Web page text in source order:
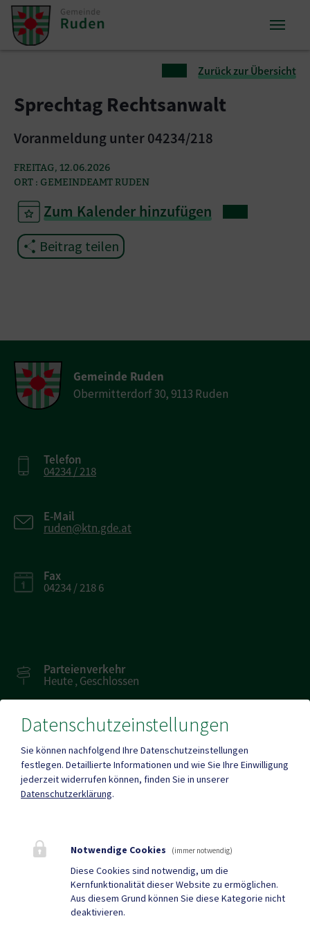
Zum Inhalt springen
Zum Seitenende springen
Zurück zur Übersicht
Sprechtag Rechtsanwalt
Voranmeldung unter 04234/218
FREITAG, 12.06.2026
ORT : GEMEINDEAMT RUDEN
Zum Kalender hinzufügen
Beitrag teilen
Gemeinde Ruden
Obermitterdorf 30, 9113 Ruden
Telefon
04234 / 218
E-Mail
ruden@ktn.gde.at
Fax
04234 / 218 6
Parteienverkehr
Heute , Geschlossen
Amtsstunden
Mehr
Quicklinks
Geko digital Gemeinde-
Sport & Freizeit
Gemeindenachrichten
Datenschutzeinstellungen
Sie können nachfolgend Ihre Datenschutzeinstellungen
festlegen. Detaillierte Informationen und wie Sie Ihre Einwilligung
jederzeit widerrufen können, finden Sie in unserer
Datenschutzerklärung.
Notwendige Cookies (immer notwendig)
Diese Cookies sind notwendig, um die
Kernfunktionalität dieser Website zu ermöglichen.
Aus diesem Grund können Sie diese Kategorie nicht
deaktivieren.